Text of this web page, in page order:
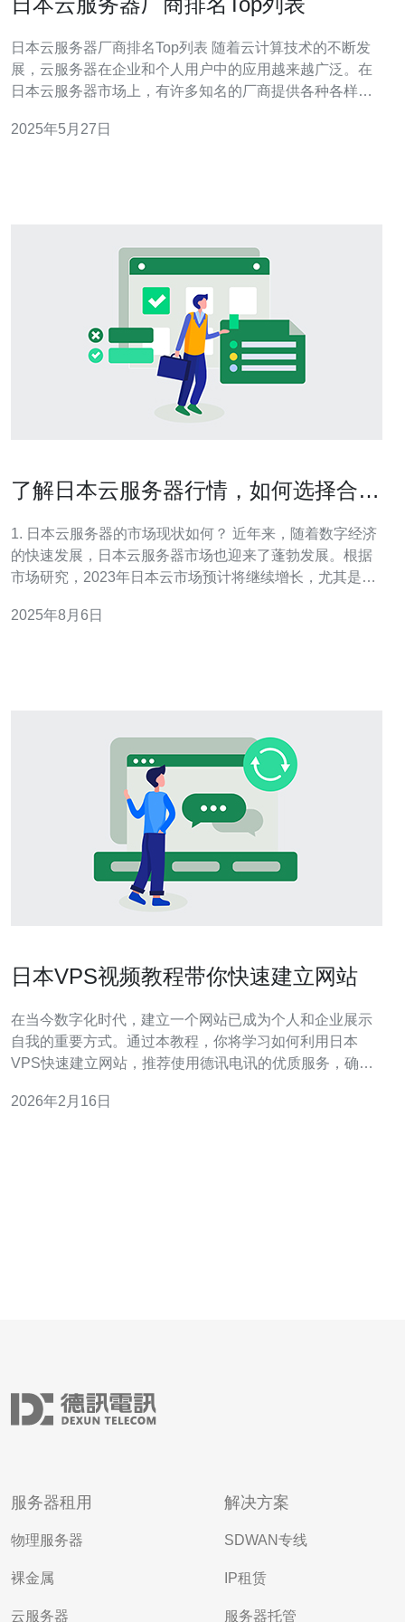
日本云服务器厂商排名Top列表 随着云计算技术的不断发
展，云服务器在企业和个人用户中的应用越来越广泛。在
日本云服务器市场上，有许多知名的厂商提供各种各样的
表，帮助用户选择最适合自己需求的云服务器服务提供
2025年5月27日
了解日本云服务器行情，如何选择合适
1. 日本云服务器的市场现状如何？ 近年来，随着数字经济
的快速发展，日本云服务器市场也迎来了蓬勃发展。根据
市场研究，2023年日本云市场预计将继续增长，尤其是在
增加，特别是在数据存储、计算能力和网络安全方面。日
2025年8月6日
日本VPS视频教程带你快速建立网站
在当今数字化时代，建立一个网站已成为个人和企业展示
自我的重要方式。通过本教程，你将学习如何利用日本
VPS快速建立网站，推荐使用德讯电讯的优质服务，确保
的VPS 在建立网站之前，首先需要选择合适的VPS。日本
2026年2月16日
服务器租用
物理服务器
裸金属
云服务器
解决方案
SDWAN专线
IP租赁
服务器托管